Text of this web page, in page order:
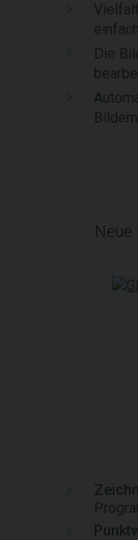
Die
Neue